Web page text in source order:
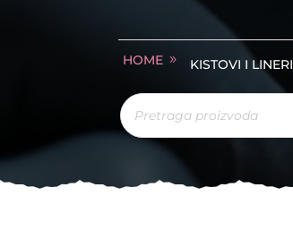
HOME KISTOVI I LINERI
Products
search